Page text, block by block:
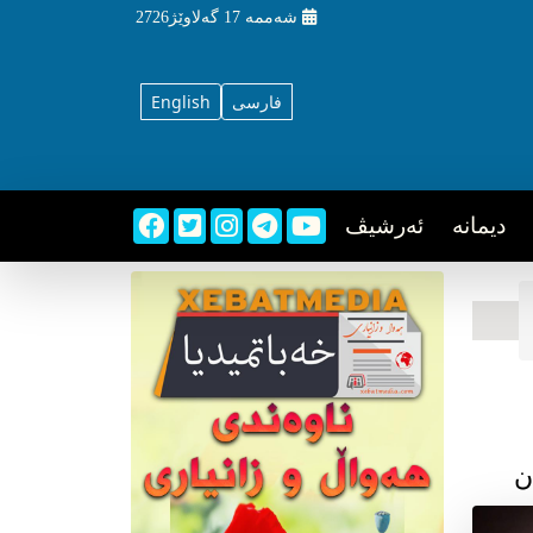
شه‌ممه‌ 17 گه‌لاوێژ2726
English فارسی
دیمانه ئه‌رشیڤ